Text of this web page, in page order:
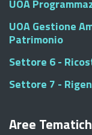
UOA
UOA Gestione
Patrimonio
Settore 6 -
Settore 7 -
Aree